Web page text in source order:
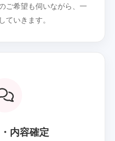
ご希望も伺いながら、一
ていきます。
内容確定